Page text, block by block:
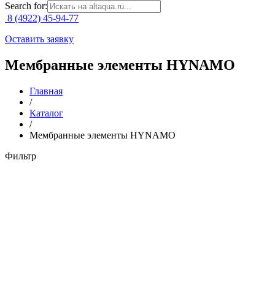
Search for:
8 (4922) 45-94-77
Оставить заявку
Мембранные элементы HYNAMO
Главная
/
Каталог
/
Мембранные элементы HYNAMO
Фильтр